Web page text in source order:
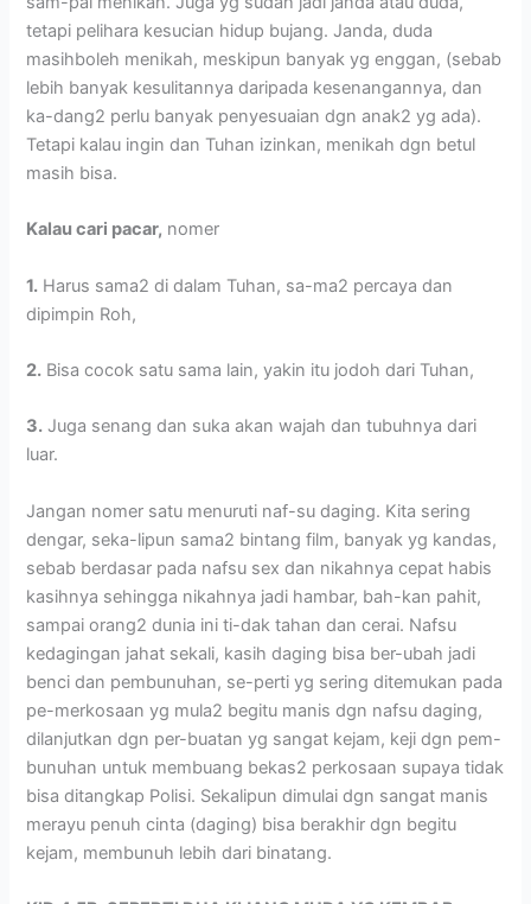
tetapi pelihara kesucian hidup bujang. Janda, duda
masihboleh menikah, meskipun banyak yg enggan, (sebab
lebih banyak kesulitannya daripada kesenangannya, dan
ka-dang2 perlu banyak penyesuaian dgn anak2 yg ada).
Tetapi kalau ingin dan Tuhan izinkan, menikah dgn betul
masih bisa.
Kalau cari pacar, nomer
1. Harus sama2 di dalam Tuhan, sa-ma2 percaya dan
dipimpin Roh,
2. Bisa cocok satu sama lain, yakin itu jodoh dari Tuhan,
3. Juga senang dan suka akan wajah dan tubuhnya dari
luar.
Jangan nomer satu menuruti naf-su daging. Kita sering
dengar, seka-lipun sama2 bintang film, banyak yg kandas,
sebab berdasar pada nafsu sex dan nikahnya cepat habis
kasihnya sehingga nikahnya jadi hambar, bah-kan pahit,
sampai orang2 dunia ini ti-dak tahan dan cerai. Nafsu
kedagingan jahat sekali, kasih daging bisa ber-ubah jadi
benci dan pembunuhan, se-perti yg sering ditemukan pada
pe-merkosaan yg mula2 begitu manis dgn nafsu daging,
dilanjutkan dgn per-buatan yg sangat kejam, keji dgn pem-
bunuhan untuk membuang bekas2 perkosaan supaya tidak
bisa ditangkap Polisi. Sekalipun dimulai dgn sangat manis
merayu penuh cinta (daging) bisa berakhir dgn begitu
kejam, membunuh lebih dari binatang.